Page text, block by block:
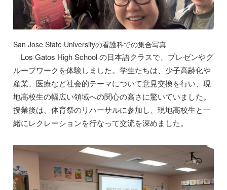
San Jose State Universityの看護科での集合写真
Los Gatos High School の日本語クラスで、プレゼンやグ
ループワークを体験しました。学生たちは、少子高齢化や
産業、医療など社会的テーマについて意見交換を行い、現
地高校生の幅広い領域への関心の高さに驚いていました。
授業後は、体育祭のリハーサルに参加し、現地高校生と一
緒にレクレーションを行なって交流を深めました。